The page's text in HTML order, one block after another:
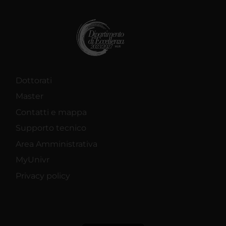
Dottorati
Master
Contatti e mappa
Supporto tecnico
Area Amministrativa
MyUnivr
Privacy policy